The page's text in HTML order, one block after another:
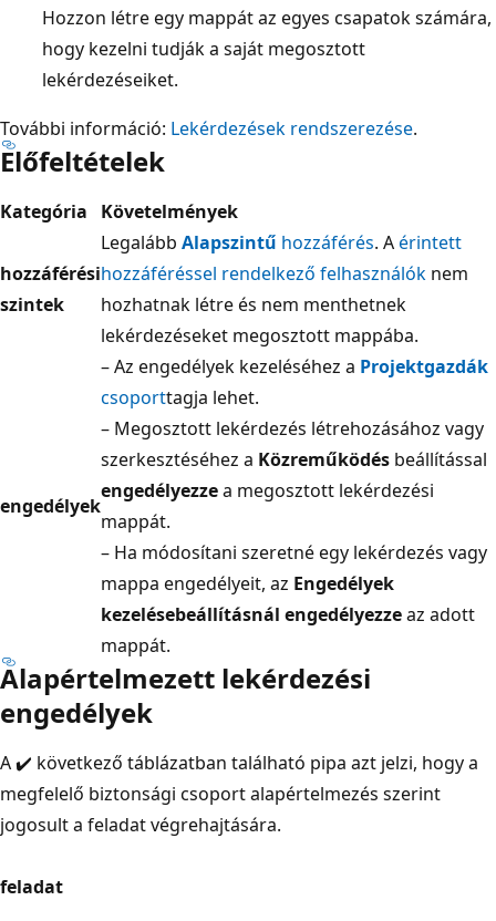
Hozzon létre egy mappát az egyes csapatok számára,
hogy kezelni tudják a saját megosztott
lekérdezéseiket.
További információ: Lekérdezések rendszerezése.
Előfeltételek
Kategória Követelmények
hozzáférési
szintek
Legalább Alapszintű hozzáférés. Aérintett
hozzáféréssel rendelkező felhasználók nem
hozhatnak létre és nem menthetnek
lekérdezéseket megosztott mappába.
engedélyek
– Az engedélyek kezeléséhez a Projektgazdák
csoporttagja lehet.
– Megosztott lekérdezés létrehozásához vagy
szerkesztéséhez a Közreműködés beállítással
engedélyezzea megosztott lekérdezési
mappát.
– Ha módosítani szeretné egy lekérdezés vagy
mappa engedélyeit, az Engedélyek
kezelésebeállításnál engedélyezzeaz adott
mappát.
Alapértelmezett lekérdezési
engedélyek
A ✔️ következő táblázatban található pipa azt jelzi, hogy a
megfelelő biztonsági csoport alapértelmezés szerint
jogosult a feladat végrehajtására.
feladat